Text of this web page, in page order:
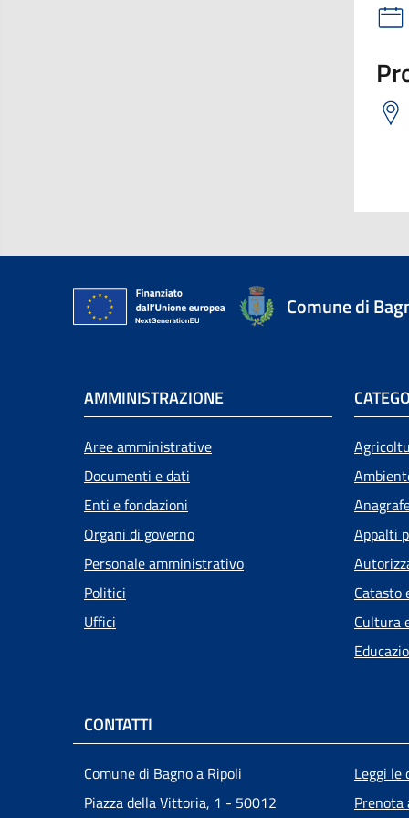
Comune di
AMMINISTRAZIONE
Aree amministrative
Documenti e dati
Enti e fondazioni
Organi di governo
Personale amministrativo
Politici
Uffici
Appalti
Catasto
Cultura
CONTATTI
Comune di Bagno a Ripoli
Piazza della Vittoria, 1 - 50012
Leggi le